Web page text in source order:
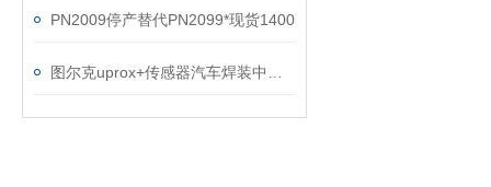
PN2009停产替代PN2099*现货1400